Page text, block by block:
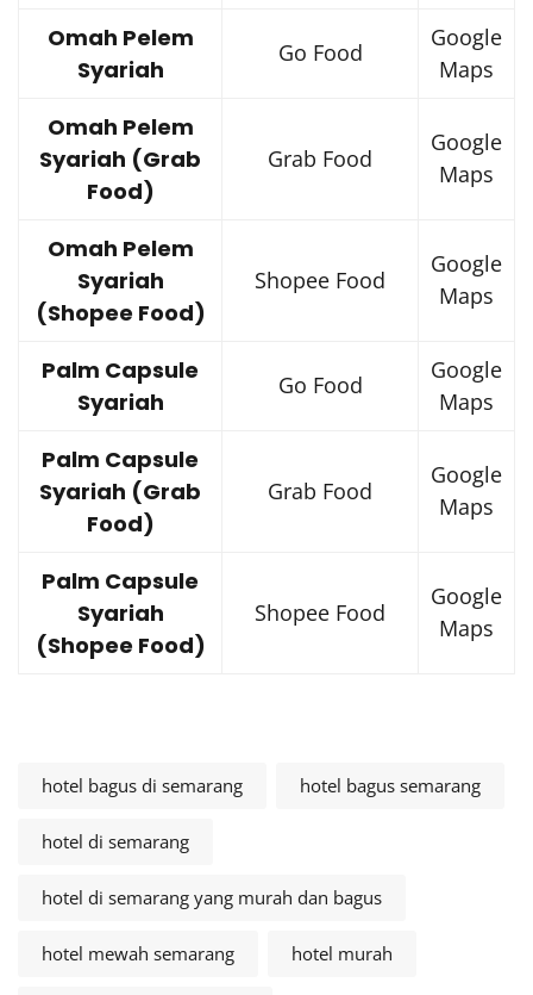
Omah Pelem
Syariah
Go Food
Google
Maps
Omah Pelem
Syariah (Grab
Food)
Grab Food
Google
Maps
Omah Pelem
Syariah
(Shopee Food)
Shopee Food
Google
Maps
Palm Capsule
Syariah
Go Food
Google
Maps
Palm Capsule
Syariah (Grab
Food)
Grab Food
Google
Maps
Palm Capsule
Syariah
(Shopee Food)
Shopee Food
Google
Maps
hotel bagus di semarang hotel bagus semarang
hotel di semarang
hotel di semarang yang murah dan bagus
hotel mewah semarang hotel murah